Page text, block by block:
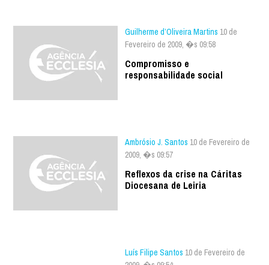
Guilherme d’Oliveira Martins 10 de
Fevereiro de 2009, �s 09:58
Compromisso e
responsabilidade social
Ambrósio J. Santos 10 de Fevereiro de
2009, �s 09:57
Reflexos da crise na Cáritas
Diocesana de Leiria
Luís Filipe Santos 10 de Fevereiro de